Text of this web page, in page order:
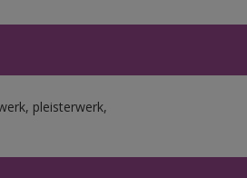
pleisterwerk,